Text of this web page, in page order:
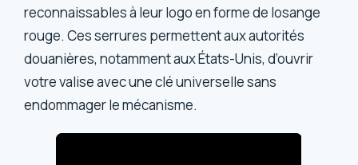
reconnaissables à leur logo en forme de losange
rouge. Ces serrures permettent aux autorités
douanières, notamment aux États-Unis, d’ouvrir
votre valise avec une clé universelle sans
endommager le mécanisme.